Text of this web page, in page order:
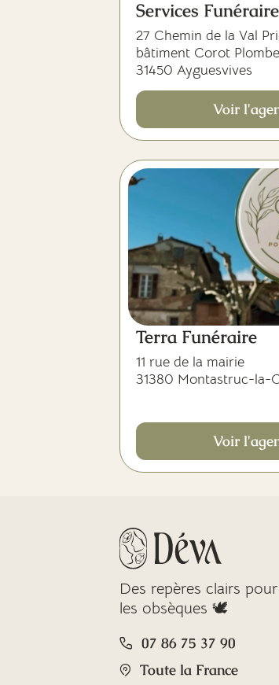
Services
27 Chemin de la Val
bâtiment Corot
31450 Ayguesvives
Voir
Terra Funéraire
11 rue de la mairie
31380 Montastruc-la-
Voir
Des repères clairs pour
les obsèques 🕊️
07 86 75 37 90
Toute la France